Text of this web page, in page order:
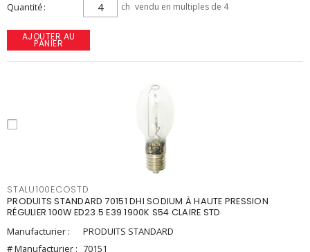
Quantité ch vendu en multiples de 4
AJOUTER AU
PANIER
STALU100ECOSTD
PRODUITS STANDARD 70151 DHI SODIUM À HAUTE PRESSION
RÉGULIER 100W ED23.5 E39 1900K S54 CLAIRE STD
Manufacturier :
PRODUITS STANDARD
# Manufacturier : 70151